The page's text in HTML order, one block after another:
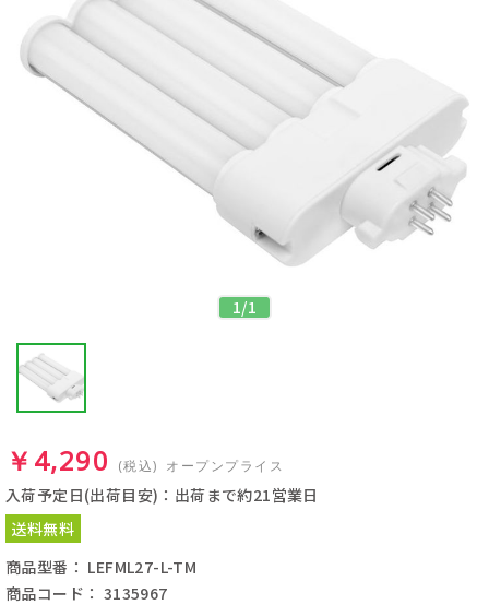
1/1
￥4,290 (税込) オープンプライス
入荷予定日(出荷目安)：出荷まで約21営業日
送料無料
商品型番： LEFML27-L-TM
商品コード： 3135967